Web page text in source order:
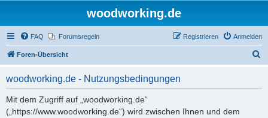
woodworking.de
FAQ Forumsregeln Anmelden
Registrieren
Foren-Übersicht
woodworking.de - Nutzungsbedingungen
Mit dem Zugriff auf „woodworking.de“
(„https://www.woodworking.de“) wird zwischen Ihnen und dem